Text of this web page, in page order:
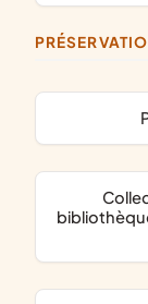
collections d'objets, de documents,